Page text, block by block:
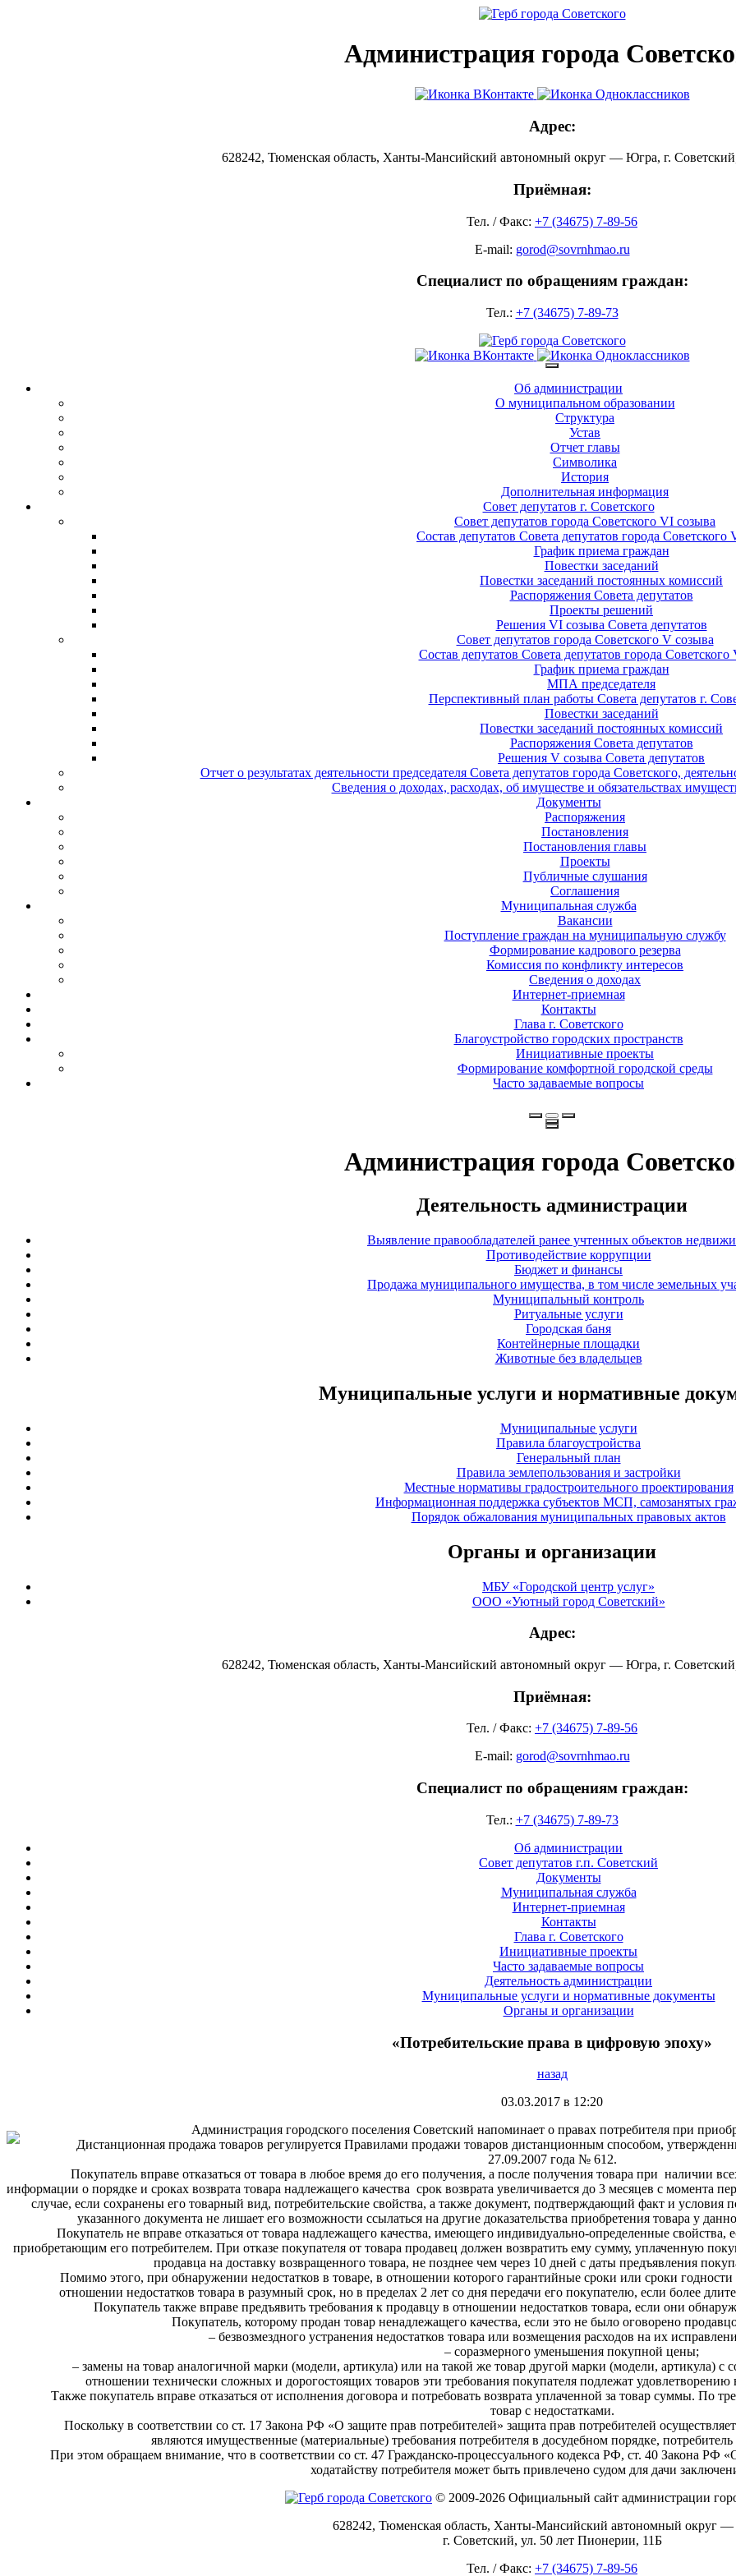
Администрация города
Адрес:
628242, Тюменская область, Ханты-Мансийский автономный округ — Югра, г.
Приёмная:
Тел. / Факс: +7 (34675) 7-89-56
E-mail: gorod@sovrnhmao.ru
Специалист по обращениям граждан:
Тел.: +7 (34675) 7-89-73
Об администрации
О муниципальном образовании
Структура
Устав
Отчет главы
Символика
История
Дополнительная информация
Совет депутатов г. Советского
Совет депутатов города Советского VI созыва
Состав депутатов Совета депутатов города Советского
График приема граждан
Повестки заседаний
Повестки заседаний постоянных комиссий
Распоряжения Совета депутатов
Проекты решений
Решения VI созыва Совета депутатов
Совет депутатов города Советского V созыва
Состав депутатов Совета депутатов города Советского
График приема граждан
МПА председателя
Перспективный план работы Совета депутатов г.
Повестки заседаний
Повестки заседаний постоянных комиссий
Распоряжения Совета депутатов
Решения V созыва Совета депутатов
Отчет о результатах деятельности председателя Совета депутатов города Советского,
Сведения о доходах, расходах, об имуществе и обязательствах
Документы
Распоряжения
Постановления
Постановления главы
Проекты
Публичные слушания
Соглашения
Муниципальная служба
Вакансии
Поступление граждан на муниципальную службу
Формирование кадрового резерва
Комиссия по конфликту интересов
Сведения о доходах
Интернет-приемная
Контакты
Глава г. Советского
Благоустройство городских пространств
Инициативные проекты
Формирование комфортной городской среды
Часто задаваемые вопросы
Администрация города
Деятельность администрации
Выявление правообладателей ранее учтенных объектов
Противодействие коррупции
Бюджет и финансы
Продажа муниципального имущества, в том числе земельных
Муниципальный контроль
Ритуальные услуги
Городская баня
Контейнерные площадки
Животные без владельцев
Муниципальные услуги и нормативные
Муниципальные услуги
Правила благоустройства
Генеральный план
Правила землепользования и застройки
Местные нормативы градостроительного проектирования
Информационная поддержка субъектов МСП, самозанятых
Порядок обжалования муниципальных правовых актов
Органы и организации
МБУ «Городской центр услуг»
ООО «Уютный город Советский»
Адрес:
628242, Тюменская область, Ханты-Мансийский автономный округ — Югра, г.
Приёмная:
Тел. / Факс: +7 (34675) 7-89-56
E-mail: gorod@sovrnhmao.ru
Специалист по обращениям граждан:
Тел.: +7 (34675) 7-89-73
Об администрации
Совет депутатов г.п. Советский
Документы
Муниципальная служба
Интернет-приемная
Контакты
Глава г. Советского
Инициативные проекты
Часто задаваемые вопросы
Деятельность администрации
Муниципальные услуги и нормативные документы
Органы и организации
«Потребительские права в цифровую эпоху»
назад
03.03.2017 в 12:20
Администрация городского поселения Советский напоминает о правах потребителя при
Дистанционная продажа товаров регулируется Правилами продажи товаров дистанционным способом,
27.09.2007 года № 612.
Покупатель вправе отказаться от товара в любое время до его получения, а после получения товара при наличии
информации о порядке и сроках возврата товара надлежащего качества срок возврата увеличивается до 3 месяцев с момента
случае, если сохранены его товарный вид, потребительские свойства, а также документ, подтверждающий факт и условия
указанного документа не лишает его возможности ссылаться на другие доказательства приобретения товара у
Покупатель не вправе отказаться от товара надлежащего качества, имеющего индивидуально-определенные
приобретающим его потребителем. При отказе покупателя от товара продавец должен возвратить ему сумму, уплаченную
продавца на доставку возвращенного товара, не позднее чем через 10 дней с даты предъявления
Помимо этого, при обнаружении недостатков в товаре, в отношении которого гарантийные сроки или сроки
отношении недостатков товара в разумный срок, но в пределах 2 лет со дня передачи его покупателю, если более
Покупатель также вправе предъявить требования к продавцу в отношении недостатков товара, если они
Покупатель, которому продан товар ненадлежащего качества, если это не было оговорено
– безвозмездного устранения недостатков товара или возмещения расходов на их
– соразмерного уменьшения покупной цены;
– замены на товар аналогичной марки (модели, артикула) или на такой же товар другой марки (модели, артикула)
отношении технически сложных и дорогостоящих товаров эти требования покупателя подлежат
Также покупатель вправе отказаться от исполнения договора и потребовать возврата уплаченной за товар суммы. По
товар с недостатками.
Поскольку в соответствии со ст. 17 Закона РФ «О защите прав потребителей» защита прав потребителей
являются имущественные (материальные) требования потребителя в досудебном порядке,
При этом обращаем внимание, что в соответствии со ст. 47 Гражданско-процессуального кодекса РФ, ст. 40 Закона РФ
ходатайству потребителя может быть привлечено судом для дачи
© 2009-2026 Официальный сайт администрации
628242, Тюменская область, Ханты-Мансийский автономный округ
г. Советский, ул. 50 лет Пионерии, 11Б
Тел. / Факс: +7 (34675) 7-89-56